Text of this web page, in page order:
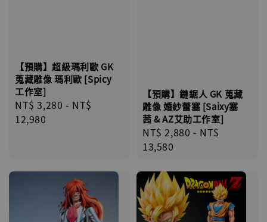
【預購】超級瑪利歐 GK
蒐藏雕像 瑪利歐 [Spicy
工作室]
Regular
price
NT$ 3,280 - NT$
12,980
【預購】鏈鋸人 GK 蒐藏
雕像 婚紗蕾塞 [Saixy塞
茜 & AZ艾助工作室]
Regular
price
NT$ 2,880 - NT$
13,580